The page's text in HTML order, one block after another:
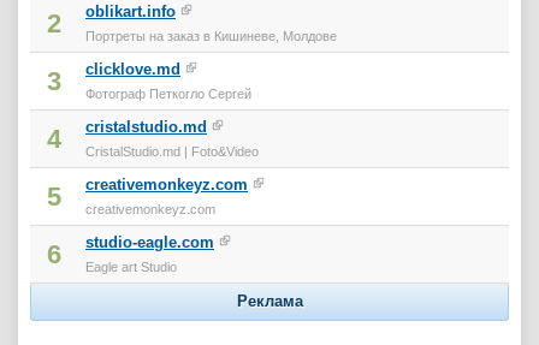
2 oblikart.info
Портреты на заказ в Кишиневе, Молдове
3 clicklove.md
Фотограф Петкогло Сергей
4 cristalstudio.md
CristalStudio.md | Foto&Video
5 creativemonkeyz.com
creativemonkeyz.com
6 studio-eagle.com
Eagle art Studio
Реклама